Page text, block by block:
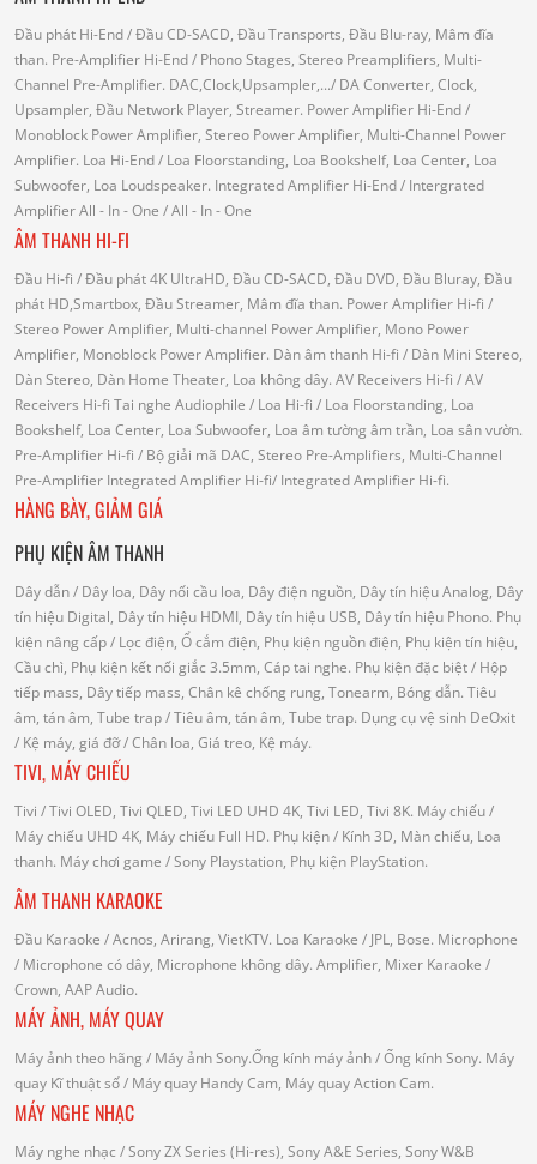
Đầu phát Hi-End/ Đầu CD-SACD, Đầu Transports, Đầu Blu-ray, Mâm đĩa
than. Pre-Amplifier Hi-End/ Phono Stages, Stereo Preamplifiers, Multi-
Channel Pre-Amplifier. DAC,Clock,Upsampler,.../ DA Converter, Clock,
Upsampler, Đầu Network Player, Streamer. Power Amplifier Hi-End/
Monoblock Power Amplifier, Stereo Power Amplifier, Multi-Channel Power
Amplifier. Loa Hi-End/ Loa Floorstanding, Loa Bookshelf, Loa Center, Loa
Subwoofer, Loa Loudspeaker. Integrated Amplifier Hi-End/ Intergrated
AmplifierAll - In - One / All - In - One
ÂM THANH HI-FI
Đầu Hi-fi / Đầu phát 4K UltraHD, Đầu CD-SACD, Đầu DVD, Đầu Bluray, Đầu
phát HD,Smartbox, Đầu Streamer, Mâm đĩa than. Power Amplifier Hi-fi /
Stereo Power Amplifier, Multi-channel Power Amplifier, Mono Power
Amplifier, Monoblock Power Amplifier. Dàn âm thanh Hi-fi / Dàn Mini Stereo,
Dàn Stereo, Dàn Home Theater, Loa không dây. AV Receivers Hi-fi / AV
Receivers Hi-fi Tai nghe Audiophile / Loa Hi-fi / Loa Floorstanding, Loa
Bookshelf, Loa Center, Loa Subwoofer, Loa âm tường âm trần, Loa sân vườn.
Pre-Amplifier Hi-fi / Bộ giải mã DAC, Stereo Pre-Amplifiers, Multi-Channel
Pre-Amplifier Integrated Amplifier Hi-fi/ Integrated Amplifier Hi-fi.
HÀNG BÀY, GIẢM GIÁ
PHỤ KIỆN ÂM THANH
Dây dẫn/ Dây loa, Dây nối cầu loa, Dây điện nguồn, Dây tín hiệu Analog, Dây
tín hiệu Digital, Dây tín hiệu HDMI, Dây tín hiệu USB, Dây tín hiệu Phono. Phụ
kiện nâng cấp/ Lọc điện, Ổ cắm điện, Phụ kiện nguồn điện, Phụ kiện tín hiệu,
Cầu chì, Phụ kiện kết nối giắc 3.5mm, Cáp tai nghe. Phụ kiện đặc biệt/ Hộp
tiếp mass, Dây tiếp mass, Chân kê chống rung, Tonearm, Bóng dẫn. Tiêu
âm, tán âm, Tube trap/ Tiêu âm, tán âm, Tube trap. Dụng cụ vệ sinh DeOxit
/ Kệ máy, giá đỡ/ Chân loa, Giá treo, Kệ máy.
TIVI, MÁY CHIẾU
Tivi / Tivi OLED, Tivi QLED, Tivi LED UHD 4K, Tivi LED, Tivi 8K. Máy chiếu/
Máy chiếu UHD 4K, Máy chiếu Full HD. Phụ kiện/ Kính 3D, Màn chiếu, Loa
thanh. Máy chơi game / Sony Playstation, Phụ kiện PlayStation.
ÂM THANH KARAOKE
Đầu Karaoke / Acnos, Arirang, VietKTV. Loa Karaoke / JPL, Bose. Microphone
/ Microphone có dây, Microphone không dây. Amplifier, Mixer Karaoke /
Crown, AAP Audio.
MÁY ẢNH, MÁY QUAY
Máy ảnh theo hãng / Máy ảnh Sony.Ống kính máy ảnh / Ống kính Sony. Máy
quay Kĩ thuật số/ Máy quay Handy Cam, Máy quay Action Cam.
MÁY NGHE NHẠC
Máy nghe nhạc / Sony ZX Series (Hi-res), Sony A&E Series, Sony W&B